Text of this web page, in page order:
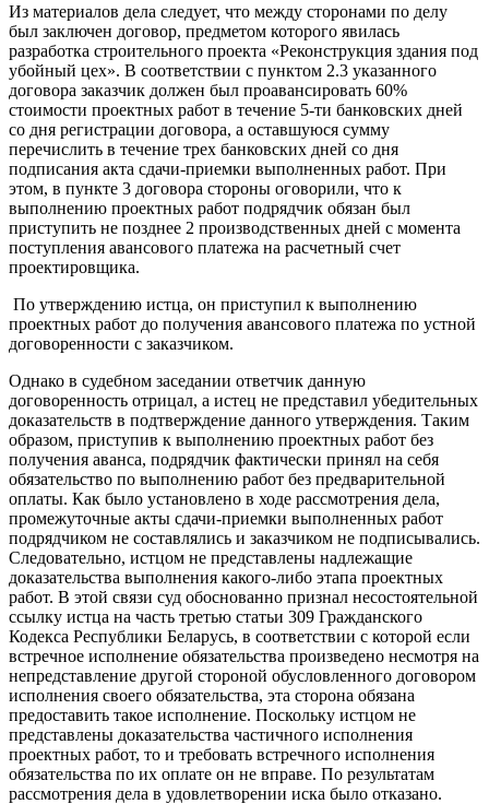
Из материалов дела следует, что между сторонами по делу
был заключен договор, предметом которого явилась
разработка строительного проекта «Реконструкция здания под
убойный цех». В соответствии с пунктом 2.3 указанного
договора заказчик должен был проавансировать 60%
стоимости проектных работ в течение 5-ти банковских дней
со дня регистрации договора, а оставшуюся сумму
перечислить в течение трех банковских дней со дня
подписания акта сдачи-приемки выполненных работ. При
этом, в пункте 3 договора стороны оговорили, что к
выполнению проектных работ подрядчик обязан был
приступить не позднее 2 производственных дней с момента
поступления авансового платежа на расчетный счет
проектировщика.
По утверждению истца, он приступил к выполнению
проектных работ до получения авансового платежа по устной
договоренности с заказчиком.
Однако в судебном заседании ответчик данную
договоренность отрицал, а истец не представил убедительных
доказательств в подтверждение данного утверждения. Таким
образом, приступив к выполнению проектных работ без
получения аванса, подрядчик фактически принял на себя
обязательство по выполнению работ без предварительной
оплаты. Как было установлено в ходе рассмотрения дела,
промежуточные акты сдачи-приемки выполненных работ
подрядчиком не составлялись и заказчиком не подписывались.
Следовательно, истцом не представлены надлежащие
доказательства выполнения какого-либо этапа проектных
работ. В этой связи суд обоснованно признал несостоятельной
ссылку истца на часть третью статьи 309 Гражданского
Кодекса Республики Беларусь, в соответствии с которой если
встречное исполнение обязательства произведено несмотря на
непредставление другой стороной обусловленного договором
исполнения своего обязательства, эта сторона обязана
предоставить такое исполнение. Поскольку истцом не
представлены доказательства частичного исполнения
проектных работ, то и требовать встречного исполнения
обязательства по их оплате он не вправе. По результатам
рассмотрения дела в удовлетворении иска было отказано.